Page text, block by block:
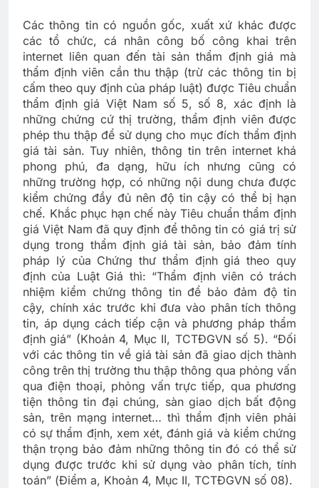
Các thông tin có nguồn gốc, xuất xứ khác được
các tổ chức, cá nhân công bố công khai trên
internet liên quan đến tài sản thẩm định giá mà
thẩm định viên cần thu thập (trừ các thông tin bị
cấm theo quy định của pháp luật) được Tiêu chuẩn
thẩm định giá Việt Nam số 5, số 8, xác định là
những chứng cứ thị trường, thẩm định viên được
phép thu thập để sử dụng cho mục đích thẩm định
giá tài sản. Tuy nhiên, thông tin trên internet khá
phong phú, đa dạng, hữu ích nhưng cũng có
những trường hợp, có những nội dung chưa được
kiểm chứng đầy đủ nên độ tin cậy có thể bị hạn
chế. Khắc phục hạn chế này Tiêu chuẩn thẩm định
giá Việt Nam đã quy định để thông tin có giá trị sử
dụng trong thẩm định giá tài sản, bảo đảm tính
pháp lý của Chứng thư thẩm định giá theo quy
định của Luật Giá thì: “Thẩm định viên có trách
nhiệm kiểm chứng thông tin để bảo đảm độ tin
cậy, chính xác trước khi đưa vào phân tích thông
tin, áp dụng cách tiếp cận và phương pháp thẩm
định giá” (Khoản 4, Mục II, TCTĐGVN số 5). “Đối
với các thông tin về giá tài sản đã giao dịch thành
công trên thị trường thu thập thông qua phỏng vấn
qua điện thoại, phỏng vấn trực tiếp, qua phương
tiện thông tin đại chúng, sàn giao dịch bất động
sản, trên mạng internet… thì thẩm định viên phải
có sự thẩm định, xem xét, đánh giá và kiểm chứng
thận trọng bảo đảm những thông tin đó có thể sử
dụng được trước khi sử dụng vào phân tích, tính
toán” (Điểm a, Khoản 4, Mục II, TCTĐGVN số 08).